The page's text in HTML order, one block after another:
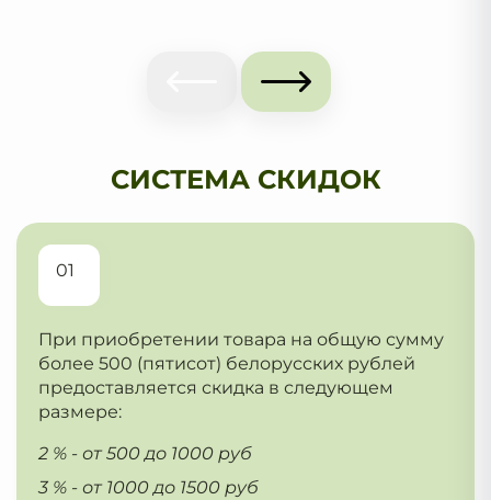
СИСТЕМА СКИДОК
01
При приобретении товара на общую сумму
более 500 (пятисот) белорусских рублей
предоставляется скидка в следующем
размере:
2 % - от 500 до 1000 руб
3 % - от 1000 до 1500 руб